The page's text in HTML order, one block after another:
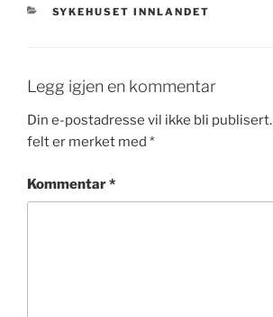
KATEGORIER
SYKEHUSET INNLANDET
Legg igjen en kommentar
Din e-postadresse vil ikke bli publisert.
felt er merket med *
Kommentar*